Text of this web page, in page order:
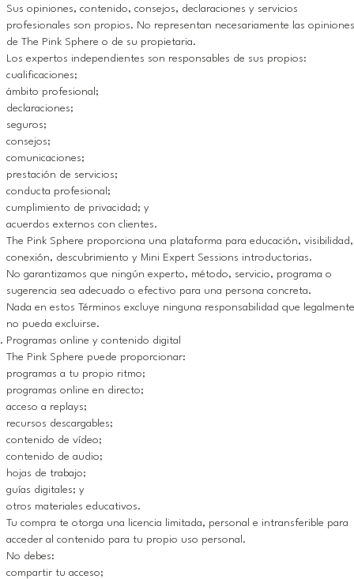
Sus opiniones, contenido, consejos, declaraciones y servicios
profesionales son propios. No representan necesariamente las opiniones
de The Pink Sphere o de su propietaria.
Los expertos independientes son responsables de sus propios:
cualificaciones;
ámbito profesional;
declaraciones;
seguros;
consejos;
comunicaciones;
prestación de servicios;
conducta profesional;
cumplimiento de privacidad; y
acuerdos externos con clientes.
The Pink Sphere proporciona una plataforma para educación, visibilidad,
conexión, descubrimiento y Mini Expert Sessions introductorias.
No garantizamos que ningún experto, método, servicio, programa o
sugerencia sea adecuado o efectivo para una persona concreta.
Nada en estos Términos excluye ninguna responsabilidad que legalmente
no pueda excluirse.
Programas online y contenido digital
The Pink Sphere puede proporcionar:
programas a tu propio ritmo;
programas online en directo;
acceso a replays;
recursos descargables;
contenido de vídeo;
contenido de audio;
hojas de trabajo;
guías digitales; y
otros materiales educativos.
Tu compra te otorga una licencia limitada, personal e intransferible para
acceder al contenido para tu propio uso personal.
No debes:
compartir tu acceso;